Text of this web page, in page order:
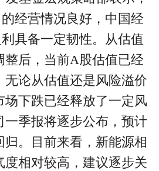
经营情况良好，中国经
具备一定韧性。从估值
整后，当前A股估值已经
无论从估值还是风险溢价
场下跌已经释放了一定风
一季报将逐步公布，预计
归。目前来看，新能源相
度相对较高，建议逐步关